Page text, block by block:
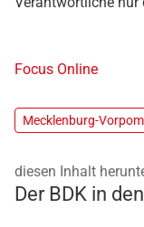
Focus Online
Mecklenburg-
diesen Inhalt
Der BDK in